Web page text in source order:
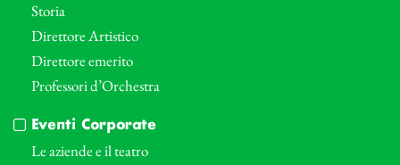
Storia
Direttore Artistico
Direttore emerito
Professori d’Orchestra
Eventi Corporate
Le aziende e il teatro